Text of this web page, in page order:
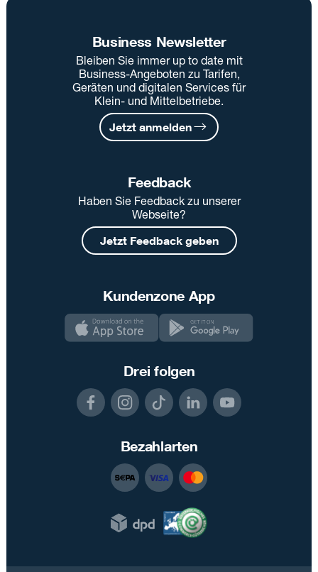
Business Newsletter
Bleiben Sie immer up to date mit
Business-Angeboten zu Tarifen,
Geräten und digitalen Services für
Klein- und Mittelbetriebe.
Jetzt anmelden
Feedback
Haben Sie Feedback zu unserer
Webseite?
Jetzt Feedback geben
Kundenzone App
Drei folgen
Bezahlarten